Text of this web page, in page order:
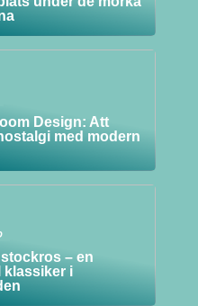
Design: Att
med modern
– en
klassiker i